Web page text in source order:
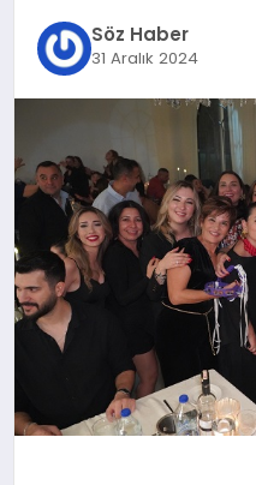
SIYASETSöz Haber
31 Aralık 2024